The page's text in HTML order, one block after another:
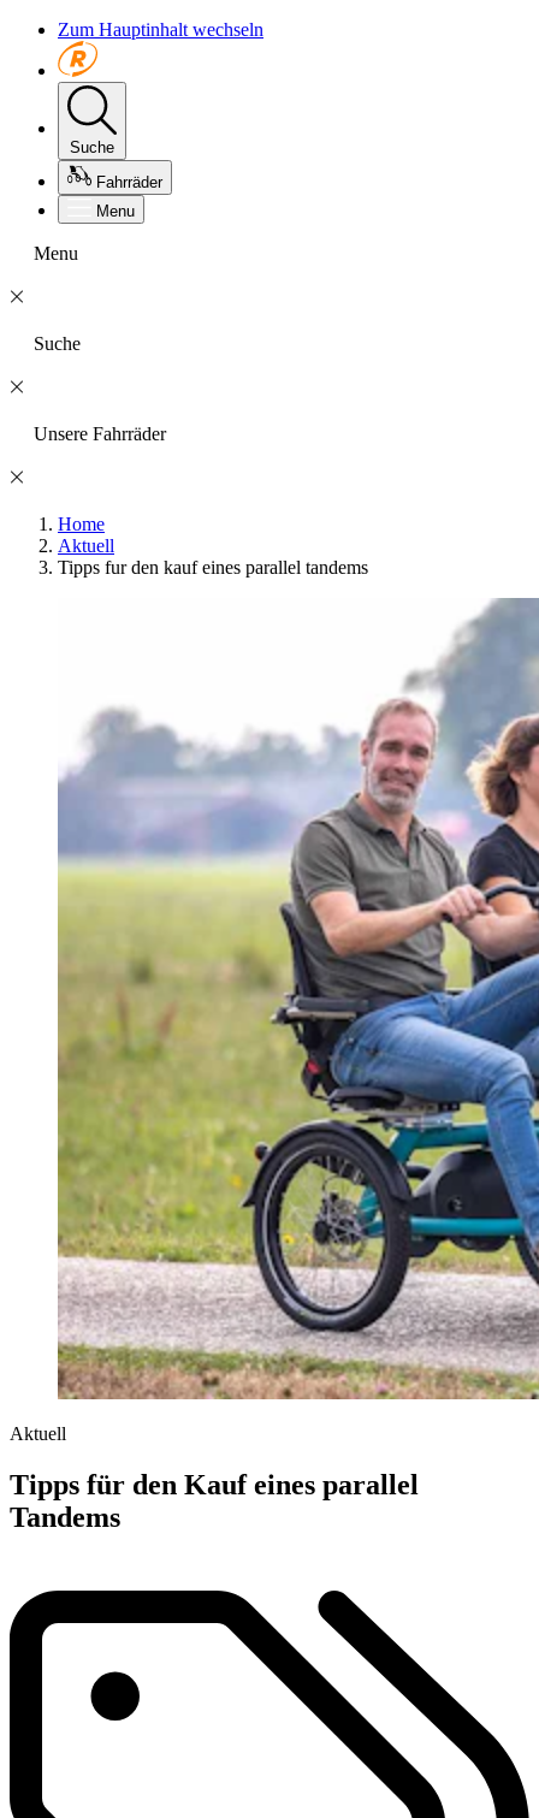
Zum Hauptinhalt wechseln
Suche
Fahrräder
Menu
Menu
Suche
Unsere Fahrräder
Home
Aktuell
Tipps fur den kauf eines parallel tandems
Aktuell
Tipps für den Kauf eines parallel
Tandems